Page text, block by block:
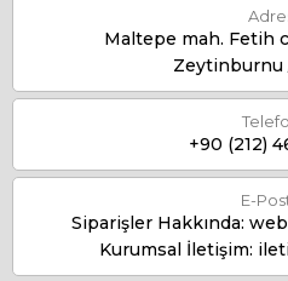
Maltepe mah. Fetih
Zeytinburnu
+90 (212)
E-
Siparişler Hakkında:
Kurumsal İletişim: